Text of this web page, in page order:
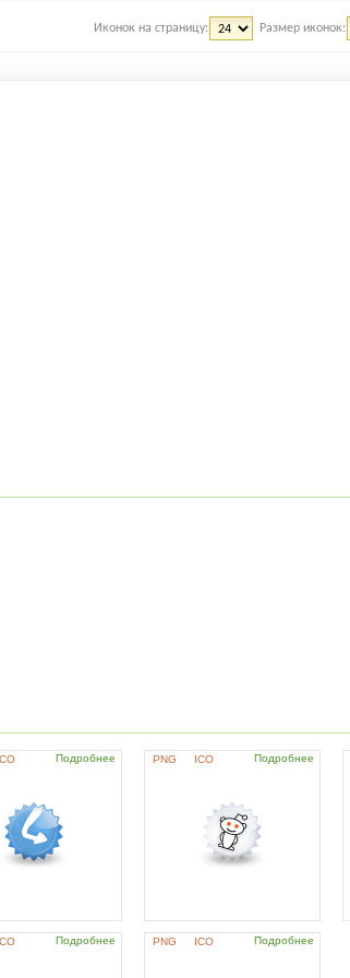
Иконок на страницу: Размер иконок:
Подробнее PNG ICO Подробнее
Подробнее PNG ICO Подробнее